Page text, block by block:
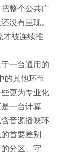
整个公共广
没有呈现。
才被连续推
一台通用的
的其他环节
更为专业化
一台计算
音源播映环
首要差别
分区、守